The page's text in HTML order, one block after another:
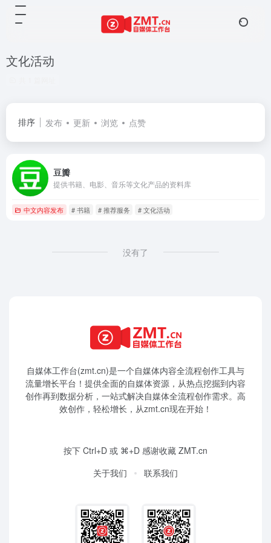
文化活动
排序 发布 更新 浏览 点赞
豆瓣
提供书籍、电影、音乐等文化产品的资料库
中文内容发布 # 书籍 # 推荐服务 # 文化活动
没有了
自媒体工作台(zmt.cn)是一个自媒体内容全流程创作工具与
流量增长平台！提供全面的自媒体资源，从热点挖掘到内容
创作再到数据分析，一站式解决自媒体全流程创作需求。高
效创作，轻松增长，从zmt.cn现在开始！
按下 Ctrl+D 或 ⌘+D 感谢收藏 ZMT.cn
关于我们
联系我们